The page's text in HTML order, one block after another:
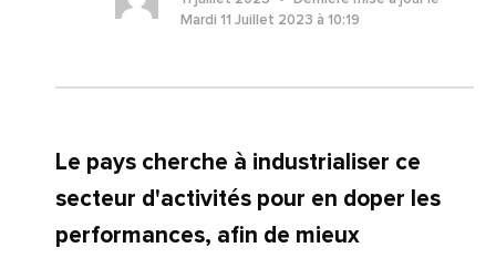
Mardi 11 Juillet 2023 à 10:19
Le pays cherche à industrialiser ce
secteur d'activités pour en doper les
performances, afin de mieux